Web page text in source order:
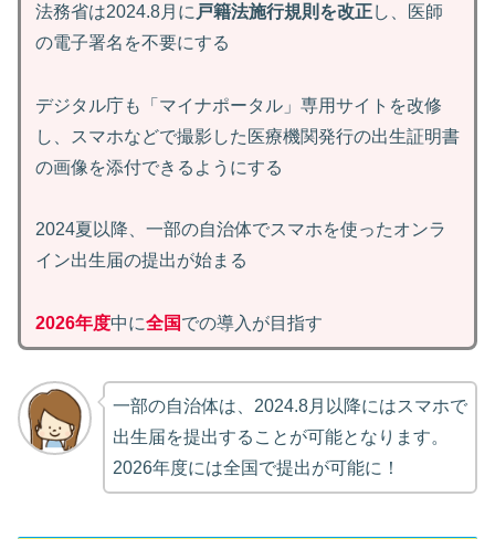
法務省は2024.8月に 戸籍法施行規則を改正し、医師
の電子署名を不要にする
デジタル庁も「マイナポータル」専用サイトを改修
し、スマホなどで撮影した医療機関発行の出生証明書
の画像を添付できるようにする
2024夏以降、一部の自治体でスマホを使ったオンラ
イン出生届の提出が始まる
2026年度中に全国での導入が目指す
一部の自治体は、2024.8月以降にはスマホで
出生届を提出することが可能となります。
2026年度には全国で提出が可能に！